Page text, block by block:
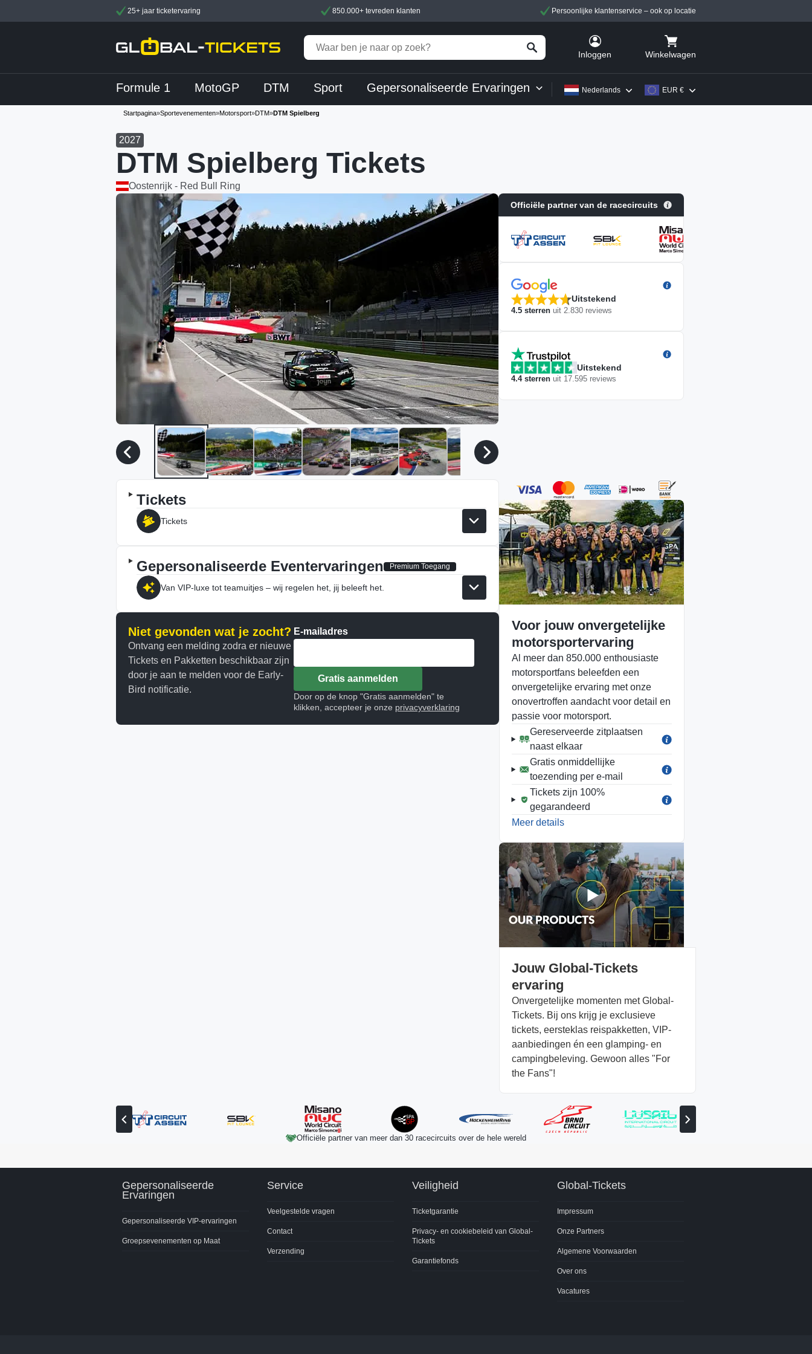
25+ jaar ticketervaring 850.000+ tevreden klanten Persoonlijke klantenservice – ook op locatie
Inloggen Winkelwagen
Formule 1 MotoGP DTM Sport Gepersonaliseerde Ervaringen EUR €
Nederlands
Startpagina»Sportevenementen»Motorsport»DTM»DTM Spielberg
2027
DTM Spielberg Tickets
Oostenrijk - Red Bull Ring
Officiële partner van de racecircuits
Uitstekend
4.5 sterren uit 2.830 reviews
Uitstekend
4.4sterren uit 17.595 reviews
Tickets
Tickets
Gepersonaliseerde Eventervaringen Premium Toegang
Van VIP-luxe tot teamuitjes – wij regelen het, jij beleeft het.
Niet gevonden wat je zocht?
Ontvang een melding zodra er nieuwe
Tickets en Pakketten beschikbaar zijn
door je aan te melden voor de Early-
Bird notificatie.
E-mailadres
Gratis aanmelden
Door op de knop "Gratis aanmelden" te
klikken, accepteer je onze privacyverklaring
Voor jouw onvergetelijke
motorsportervaring
Al meer dan 850.000 enthousiaste
motorsportfans beleefden een
onvergetelijke ervaring met onze
onovertroffen aandacht voor detail en
passie voor motorsport.
Gereserveerde zitplaatsen
naast elkaar
Gratis onmiddellijke
toezending per e-mail
Tickets zijn 100%
gegarandeerd
Meer details
Jouw Global-Tickets
ervaring
Onvergetelijke momenten met Global-
Tickets. Bij ons krijg je exclusieve
tickets, eersteklas reispakketten, VIP-
aanbiedingen én een glamping- en
campingbeleving. Gewoon alles "For
the Fans"!
Vorige
partner
Volgende
partner
Officiële partner van meer dan 30 racecircuits over de hele wereld
Gepersonaliseerde
Ervaringen
Gepersonaliseerde VIP-ervaringen
Groepsevenementen op Maat
Service
Veelgestelde vragen
Contact
Verzending
Veiligheid
Ticketgarantie
Privacy- en cookiebeleid van Global-
Tickets
Garantiefonds
Global-Tickets
Impressum
Onze Partners
Algemene Voorwaarden
Over ons
Vacatures